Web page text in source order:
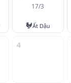
17/3
🐓Ất Dậu
4